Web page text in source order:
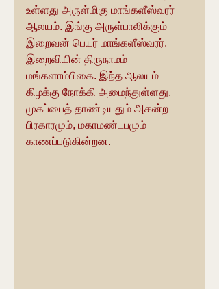
உள்ளது அருள்மிகு மாங்களீஸ்வரர்
ஆலயம். இங்கு அருள்பாலிக்கும்
இறைவன் பெயர் மாங்களீஸ்வரர்.
இறைவியின் திருநாமம்
மங்களாம்பிகை. இந்த ஆலயம்
கிழக்கு நோக்கி அமைந்துள்ளது.
முகப்பைத் தாண்டியதும் அகன்ற
பிரகாரமும், மகாமண்டபமும்
காணப்படுகின்றன.